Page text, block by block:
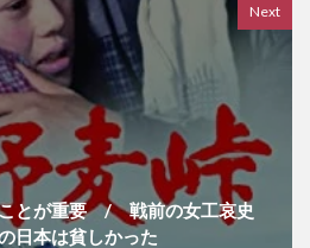
Next
ことが重要 / 戦前の女工哀史
本は貧しかった